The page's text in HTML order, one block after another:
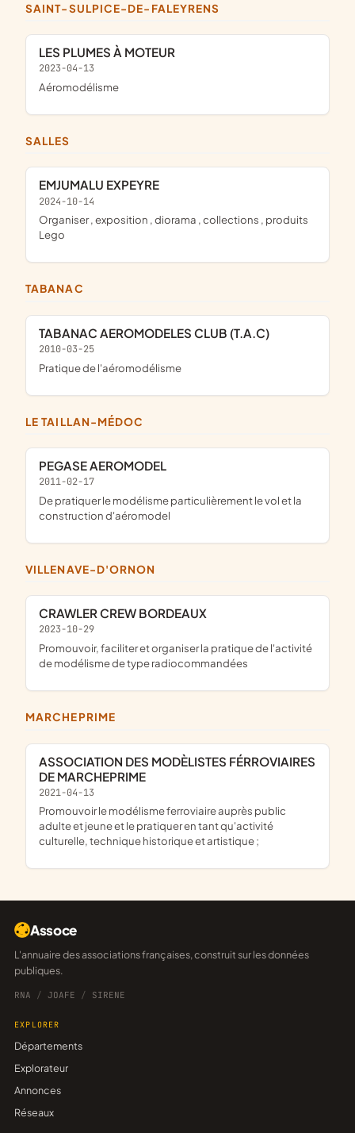
SAINT-SULPICE-DE-FALEYRENS
LES PLUMES À MOTEUR
2023-04-13
aéromodélisme
SALLES
EMJUMALU EXPEYRE
2024-10-14
organiser , exposition , diorama , collections , produits
Lego
TABANAC
TABANAC AEROMODELES CLUB (T.A.C)
2010-03-25
pratique de l'aéromodélisme
LE TAILLAN-MÉDOC
PEGASE AEROMODEL
2011-02-17
de pratiquer le modélisme particulièrement le vol et la
construction d'aéromodel
VILLENAVE-D'ORNON
CRAWLER CREW BORDEAUX
2023-10-29
promouvoir, faciliter et organiser la pratique de l'activité
de modélisme de type radiocommandées
MARCHEPRIME
ASSOCIATION DES MODÈLISTES FÉRROVIAIRES
DE MARCHEPRIME
2021-04-13
promouvoir le modélisme ferroviaire auprès public
adulte et jeune et le pratiquer en tant qu'activité
culturelle, technique historique et artistique ;
Assoce
L'annuaire des associations françaises, construit sur les données
publiques.
RNA / JOAFE / SIRENE
EXPLORER
Départements
Explorateur
Annonces
Réseaux